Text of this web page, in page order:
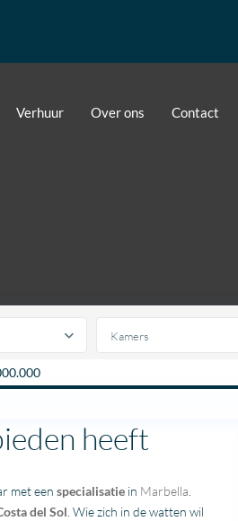
Verhuur Over ons Contact
Kamers
heeft
met een specialisatie in Marbella
del Sol . Wie zich in de watten wil